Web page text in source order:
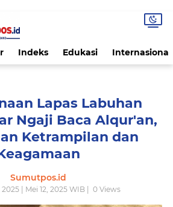
Indeks Edukasi Internasional
Lapas Labuhan
Ngaji Baca Alqur'an,
Ketrampilan dan
Sumutpos.id
| Mei 12, 2025 WIB | 0 Views